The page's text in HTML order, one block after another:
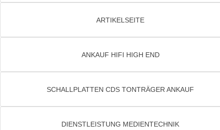
ARTIKELSEITE
ANKAUF HIFI HIGH END
SCHALLPLATTEN CDS TONTRÄGER ANKAUF
DIENSTLEISTUNG MEDIENTECHNIK